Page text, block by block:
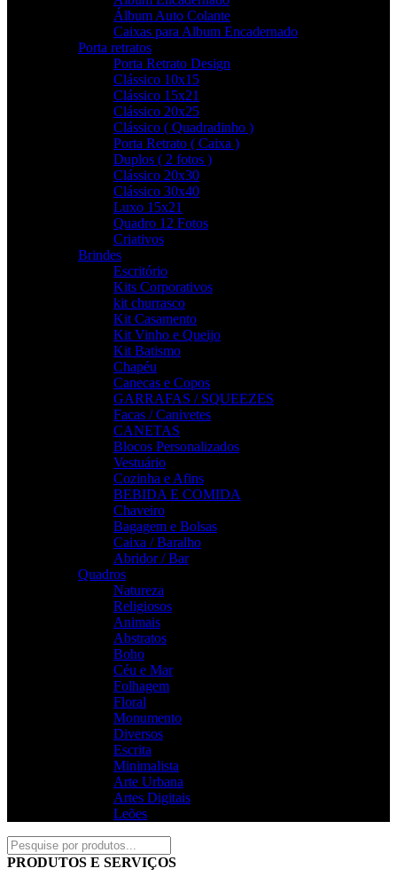
Álbum Auto Colante
Caixas para Album Encadernado
Porta retratos
Porta Retrato Design
Clássico 10x15
Clássico 15x21
Clássico 20x25
Clássico ( Quadradinho )
Porta Retrato ( Caixa )
Duplos ( 2 fotos )
Clássico 20x30
Clássico 30x40
Luxo 15x21
Quadro 12 Fotos
Criativos
Brindes
Escritório
Kits Corporativos
kit churrasco
Kit Casamento
Kit Vinho e Queijo
Kit Batismo
Chapéu
Canecas e Copos
GARRAFAS / SQUEEZES
Facas / Canivetes
CANETAS
Blocos Personalizados
Vestuário
Cozinha e Afins
BEBIDA E COMIDA
Chaveiro
Bagagem e Bolsas
Caixa / Baralho
Abridor / Bar
Quadros
Natureza
Religiosos
Animais
Abstratos
Boho
Céu e Mar
Folhagem
Floral
Monumento
Diversos
Escrita
Minimalista
Arte Urbana
Artes Digitais
Leões
PRODUTOS E SERVIÇOS